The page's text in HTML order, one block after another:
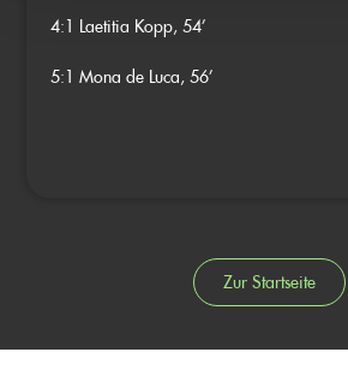
4:1 Laetitia Kopp, 54’
5:1 Mona de Luca, 56’
Zur Startseite